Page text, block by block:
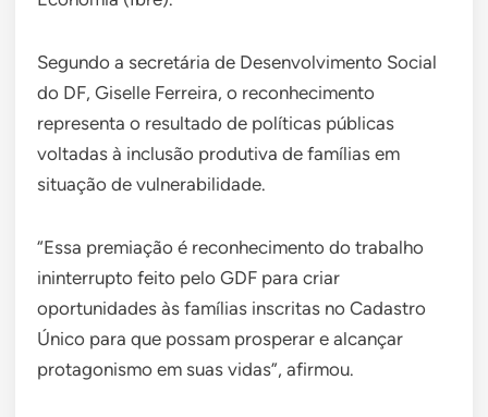
Segundo a secretária de Desenvolvimento Social
do DF, Giselle Ferreira, o reconhecimento
representa o resultado de políticas públicas
voltadas à inclusão produtiva de famílias em
situação de vulnerabilidade.
“Essa premiação é reconhecimento do trabalho
ininterrupto feito pelo GDF para criar
oportunidades às famílias inscritas no Cadastro
Único para que possam prosperar e alcançar
protagonismo em suas vidas”, afirmou.